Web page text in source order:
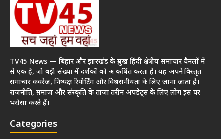
TV45 News — बिहार और झारखंड के प्रमुख हिंदी क्षेत्रीय समाचार चैनलों में
से एक है, जो बड़ी संख्या में दर्शकों को आकर्षित करता है। यह अपने विस्तृत
समाचार कवरेज, निष्पक्ष रिपोर्टिंग और विश्वसनीयता के लिए जाना जाता है।
राजनीति, समाज और संस्कृति के ताज़ा तरीन अपडेट्स के लिए लोग इस पर
भरोसा करते हैं।
Categories